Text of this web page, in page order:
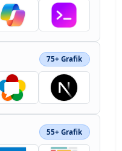
1.22.758 1.83
.016c
75+ Grafik
55+ Grafik